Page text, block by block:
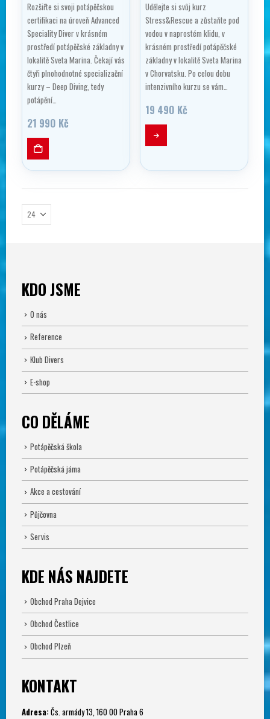
Rozšiřte si svoji potápěčskou
certifikaci na úroveň Advanced
Speciality Diver v krásném
prostředí potápěčské základny v
lokalitě Sveta Marina. Čekají vás
čtyři plnohodnotné specializační
kurzy – Deep Diving, tedy
potápění…
21 990 Kč
Udělejte si svůj kurz
Stress&Rescue a zůstaňte pod
vodou v naprostém klidu, v
krásném prostředí potápěčské
základny v lokalitě Sveta Marina
v Chorvatsku. Po celou dobu
intenzivního kurzu se vám…
19 490 Kč
KDO JSME
O nás
Reference
Klub Divers
E-shop
CO DĚLÁME
Potápěčská škola
Potápěčská jáma
Akce a cestování
Půjčovna
Servis
KDE NÁS NAJDETE
Obchod Praha Dejvice
Obchod Čestlice
Obchod Plzeň
KONTAKT
Adresa: Čs. armády 13, 160 00 Praha 6